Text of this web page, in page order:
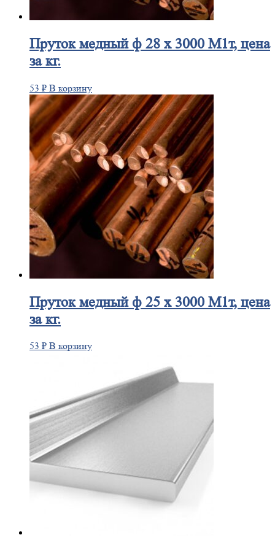
Прутокмедный ф 28 х 3000 М1т, цена
за кг.
53 ₽ В корзину
Прутокмедный ф 25 х 3000 М1т, цена
за кг.
53 ₽ В корзину